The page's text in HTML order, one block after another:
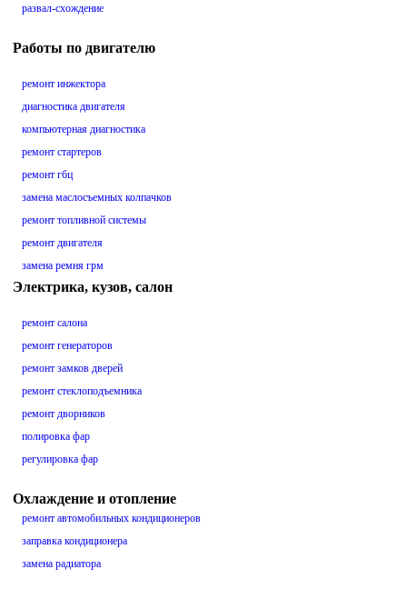
развал-схождение
Работы по двигателю
ремонт инжектора
диагностика двигателя
компьютерная диагностика
ремонт стартеров
ремонт гбц
замена маслосъемных колпачков
ремонт топливной системы
ремонт двигателя
замена ремня грм
Электрика, кузов, салон
ремонт салона
ремонт генераторов
ремонт замков дверей
ремонт стеклоподъемника
ремонт дворников
полировка фар
регулировка фар
Охлаждение и отопление
ремонт автомобильных кондиционеров
заправка кондиционера
замена радиатора